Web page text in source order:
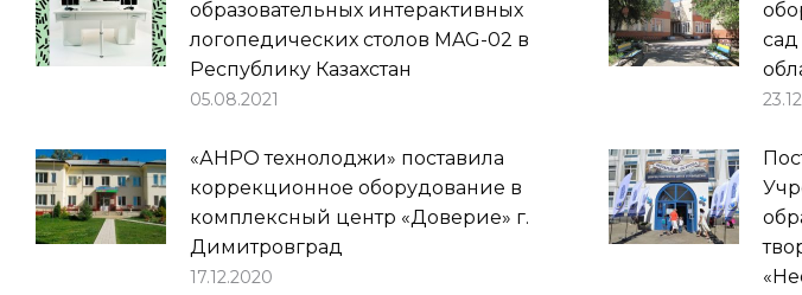
образовательных интерактивных
логопедических столов MAG-02 в
Республику Казахстан
05.08.2021
«АНРО технолоджи» поставила
коррекционное оборудование в
комплексный центр «Доверие» г.
Димитровград
17.12.2020